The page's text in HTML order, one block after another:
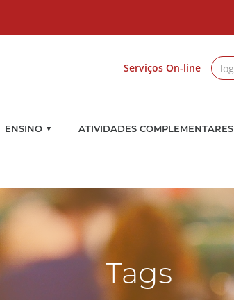
Serviços On-line
ENSINO ▼ ATIVIDADES COMPLEMENTARES
Tags